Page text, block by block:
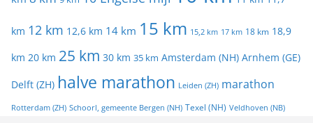
km 12 km 12,6 km 14 km 15 km 15,2 km 17 km 18 km 18,9
km 20 km 25 km 30 km 35 km Amsterdam (NH) Arnhem (GE)
Delft (ZH) halve marathon Leiden (ZH) marathon
Rotterdam (ZH) Schoorl, gemeente Bergen (NH) Texel (NH) Veldhoven (NB)